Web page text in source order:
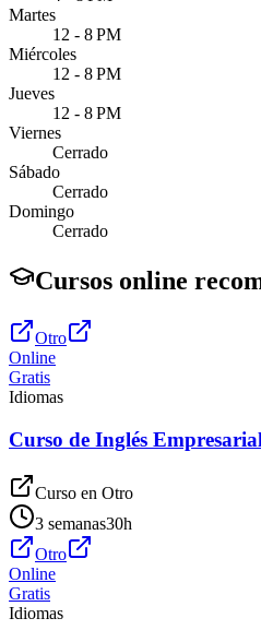
Martes
12 - 8 PM
Miércoles
12 - 8 PM
Jueves
12 - 8 PM
Viernes
Cerrado
Sábado
Cerrado
Domingo
Cerrado
Cursos online
Otro
Online
Gratis
Idiomas
Curso de Inglés
Curso en Otro
3 semanas30h
Otro
Online
Gratis
Idiomas